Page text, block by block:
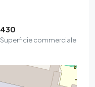
430
Superficie commerciale